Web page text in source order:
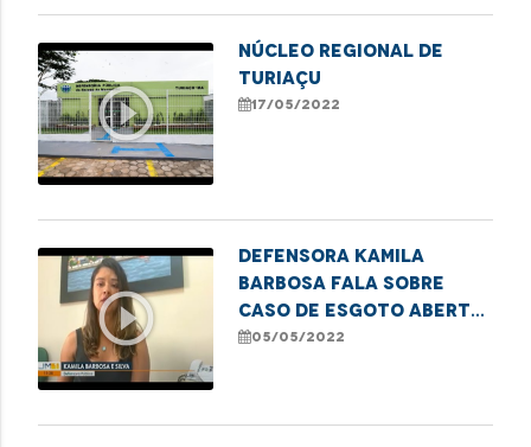
play_circle_outline
NÚCLEO REGIONAL DE
TURIAÇU
17/05/2022
play_circle_outline
Defensora Kamila
Barbosa fala sobre
caso de esgoto aberto
em São Luís e explica
vias públicas em bom
05/05/2022